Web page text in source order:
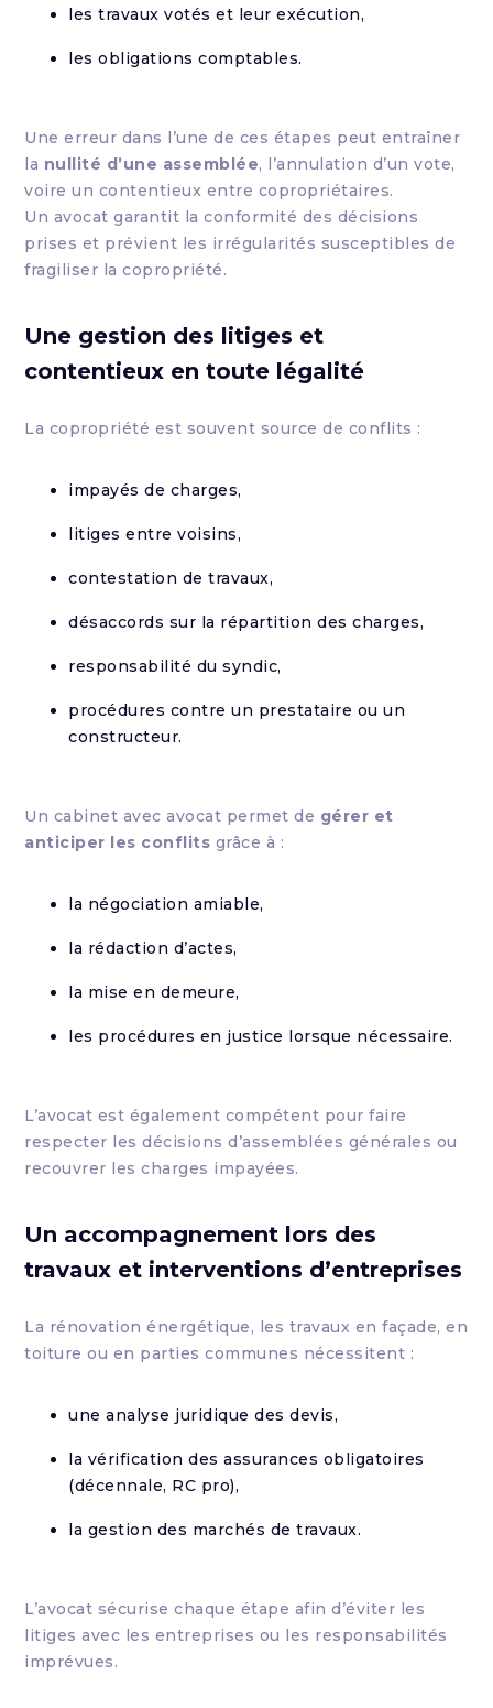
les travaux votés et leur exécution,
les obligations comptables.
Une erreur dans l’une de ces étapes peut entraîner
la nullité d’une assemblée, l’annulation d’un vote,
voire un contentieux entre copropriétaires.
Un avocat garantit la conformité des décisions
prises et prévient les irrégularités susceptibles de
fragiliser la copropriété.
Une gestion des litiges et
contentieux en toute légalité
La copropriété est souvent source de conflits :
impayés de charges,
litiges entre voisins,
contestation de travaux,
désaccords sur la répartition des charges,
responsabilité du syndic,
procédures contre un prestataire ou un
constructeur.
Un cabinet avec avocat permet de gérer et
anticiper les conflits grâce à :
la négociation amiable,
la rédaction d’actes,
la mise en demeure,
les procédures en justice lorsque nécessaire.
L’avocat est également compétent pour faire
respecter les décisions d’assemblées générales ou
recouvrer les charges impayées.
Un accompagnement lors des
travaux et interventions d’entreprises
La rénovation énergétique, les travaux en façade, en
toiture ou en parties communes nécessitent :
une analyse juridique des devis,
la vérification des assurances obligatoires
(décennale, RC pro),
la gestion des marchés de travaux.
L’avocat sécurise chaque étape afin d’éviter les
litiges avec les entreprises ou les responsabilités
imprévues.